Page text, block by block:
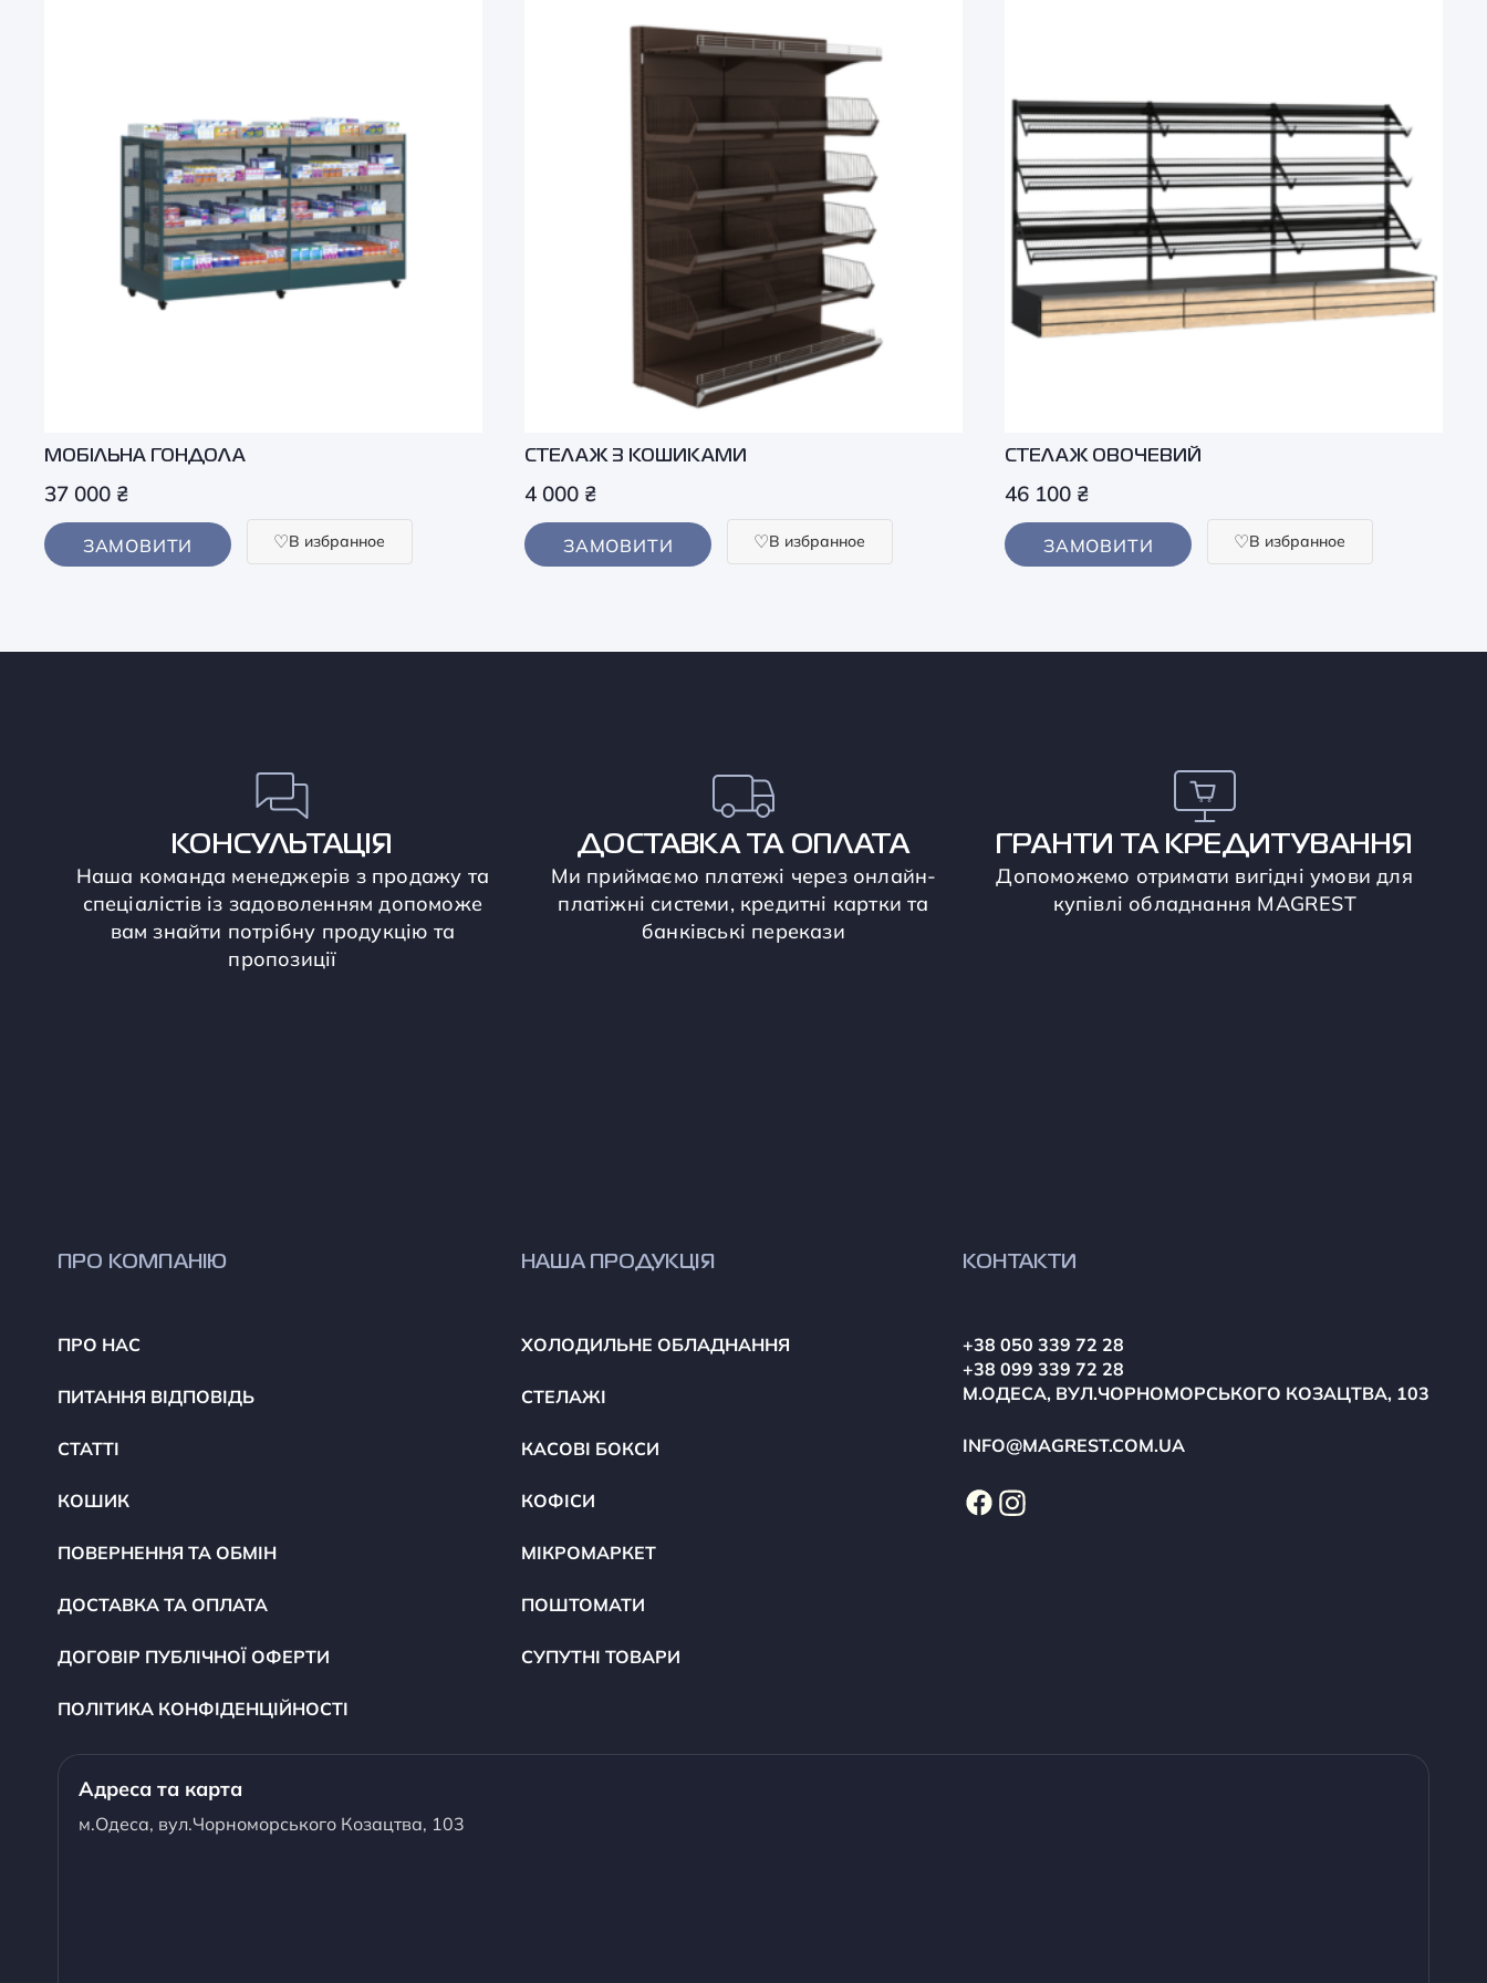
МОБІЛЬНА ГОНДОЛА
37 000 ₴
ЗАМОВИТИ В избранное
СТЕЛАЖ З КОШИКАМИ
4 000 ₴
ЗАМОВИТИ В избранное
СТЕЛАЖ ОВОЧЕВИЙ
46 100 ₴
ЗАМОВИТИ В избранное
КОНСУЛЬТАЦІЯ
Наша команда менеджерів з продажу та
спеціалістів із задоволенням допоможе
вам знайти потрібну продукцію та
пропозиції
ДОСТАВКА ТА ОПЛАТА
Ми приймаємо платежі через онлайн-
платіжні системи, кредитні картки та
банківські перекази
ГРАНТИ ТА КРЕДИТУВАННЯ
Допоможемо отримати вигідні умови для
купівлі обладнання MAGREST
ПРО КОМПАНІЮ
ПРО НАС
ПИТАННЯ ВІДПОВІДЬ
СТАТТІ
КОШИК
ПОВЕРНЕННЯ ТА ОБМІН
ДОСТАВКА ТА ОПЛАТА
ДОГОВІР ПУБЛІЧНОЇ ОФЕРТИ
ПОЛІТИКА КОНФІДЕНЦІЙНОСТІ
НАША ПРОДУКЦІЯ
ХОЛОДИЛЬНЕ ОБЛАДНАННЯ
СТЕЛАЖІ
КАСОВІ БОКСИ
КОФІСИ
МІКРОМАРКЕТ
ПОШТОМАТИ
СУПУТНІ ТОВАРИ
КОНТАКТИ
+38 050 339 72 28
+38 099 339 72 28
М.ОДЕСА, ВУЛ.ЧОРНОМОРСЬКОГО КОЗАЦТВА, 103
INFO@MAGREST.COM.UA
Адреса та карта
м.Одеса, вул.Чорноморського Козацтва, 103